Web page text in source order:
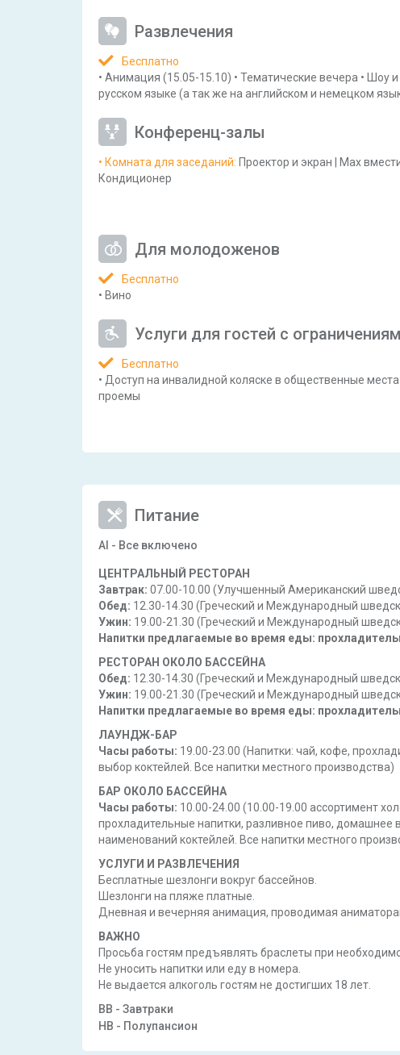
Развлечения
Бесплатно
• Анимация (15.05-15.10) • Тематические вечера • Шоу
русском языке (а так же на английском и немецком
Конференц-залы
• Комната для заседаний: Проектор и экран Max
Кондиционер
Для молодоженов
Бесплатно
• Вино
Услуги для гостей с
Бесплатно
• Доступ на инвалидной коляске в общественные места
проемы
Питание
AI - Все включено
ЦЕНТРАЛЬНЫЙ РЕСТОРАН
Завтрак: 07.00-10.00 (Улучшенный Американский
Обед: 12.30-14.30 (Греческий и Международный
Ужин: 19.00-21.30 (Греческий и Международный
Напитки предлагаемые во время еды:
РЕСТОРАН ОКОЛО БАССЕЙНА
Обед: 12.30-14.30 (Греческий и Международный
Ужин: 19.00-21.30 (Греческий и Международный
Напитки предлагаемые во время еды:
ЛАУНДЖ-БАР
Часы работы: 19.00-23.00 (Напитки: чай, кофе,
выбор коктейлей. Все напитки местного производства)
БАР ОКОЛО БАССЕЙНА
Часы работы: 10.00-24.00 (10.00-19.00 ассортимент
прохладительные напитки, разливное пиво, домашнее
наименований коктейлей. Все напитки местного
УСЛУГИ И РАЗВЛЕЧЕНИЯ
Бесплатные шезлонги вокруг бассейнов.
Шезлонги на пляже платные.
Дневная и вечерняя анимация, проводимая
ВАЖНО
Просьба гостям предъявлять браслеты при
Не уносить напитки или еду в номера.
Не выдается алкоголь гостям не достигших 18 лет.
BB - Завтраки
HB - Полупансион